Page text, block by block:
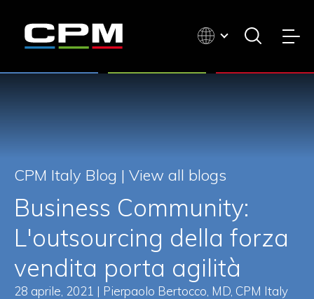
CPM Italy Blog | View all blogs
Business Community:
L'outsourcing della forza
vendita porta agilità
28 aprile, 2021 | Pierpaolo Bertocco, MD, CPM Italy